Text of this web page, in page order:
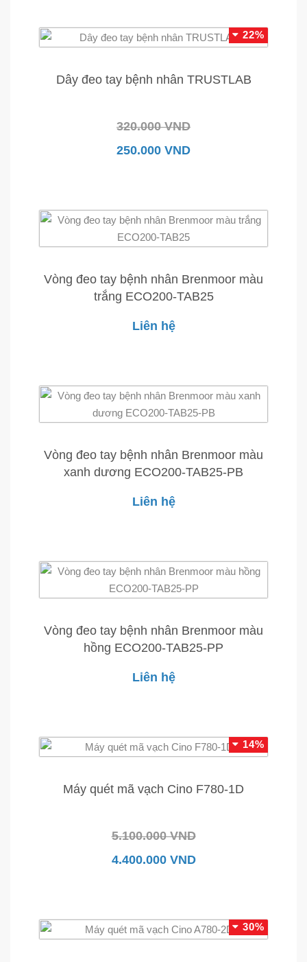
22%
Dây đeo tay bệnh nhân TRUSTLAB
320.000 VND
250.000 VND
Vòng đeo tay bệnh nhân Brenmoor màu
trắng ECO200-TAB25
Liên hệ
Vòng đeo tay bệnh nhân Brenmoor màu
xanh dương ECO200-TAB25-PB
Liên hệ
Vòng đeo tay bệnh nhân Brenmoor màu
hồng ECO200-TAB25-PP
Liên hệ
14%
Máy quét mã vạch Cino F780-1D
5.100.000 VND
4.400.000 VND
30%